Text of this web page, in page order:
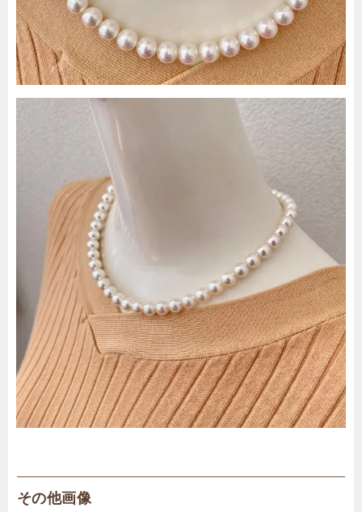
その他画像